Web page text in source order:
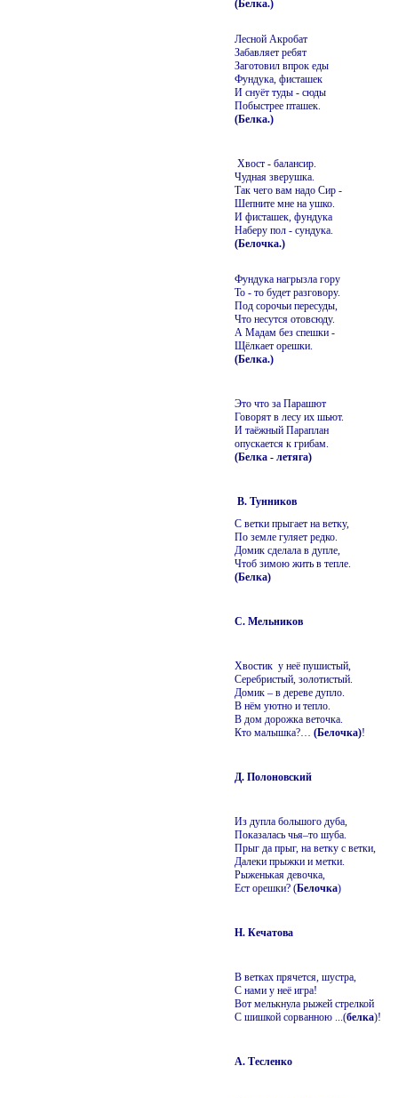
(Белка.)
Лесной Акробат
Забавляет ребят
Заготовил впрок еды
Фундука, фисташек
И снуёт туды - сюды
Побыстрее пташек.
(Белка.)
Хвост - балансир.
Чудная зверушка.
Так чего вам надо Сир -
Шепните мне на ушко.
И фисташек, фундука
Наберу пол - сундука.
(Белочка.)
Фундука нагрызла гору
То - то будет разговору.
Под сорочьи пересуды,
Что несутся отовсюду.
А Мадам без спешки -
Щёлкает орешки.
(Белка.)
Это что за Парашют
Говорят в лесу их шьют.
И таёжный Параплан
опускается к грибам.
(Белка - летяга)
В. Тунников
С ветки прыгает на ветку,
По земле гуляет редко.
Домик сделала в дупле,
Чтоб зимою жить в тепле.
(Белка)
С. Мельников
Хвостик у неё пушистый,
Серебристый, золотистый.
Домик – в дереве дупло.
В нём уютно и тепло.
В дом дорожка веточка.
Кто малышка?…
(Белочка)!
Д. Полоновский
Из дупла большого дуба,
Показалась чья–то шуба.
Прыг да прыг, на ветку с ветки,
Далеки прыжки и метки.
Рыженькая девочка,
Ест орешки? (Белочка)
Н. Кечатова
В ветках прячется, шустра,
С нами у неё игра!
Вот мелькнула рыжей стрелкой
С шишкой сорванною ...(белка)!
А. Тесленко